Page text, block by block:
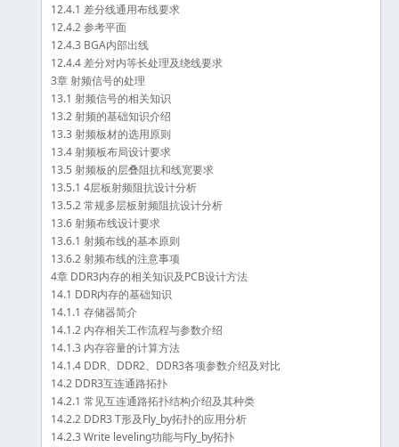
12.4.1 差分线通用布线要求
12.4.2 参考平面
12.4.3 BGA内部出线
12.4.4 差分对内等长处理及绕线要求
3章 射频信号的处理
13.1 射频信号的相关知识
13.2 射频的基础知识介绍
13.3 射频板材的选用原则
13.4 射频板布局设计要求
13.5 射频板的层叠阻抗和线宽要求
13.5.1 4层板射频阻抗设计分析
13.5.2 常规多层板射频阻抗设计分析
13.6 射频布线设计要求
13.6.1 射频布线的基本原则
13.6.2 射频布线的注意事项
4章 DDR3内存的相关知识及PCB设计方法
14.1 DDR内存的基础知识
14.1.1 存储器简介
14.1.2 内存相关工作流程与参数介绍
14.1.3 内存容量的计算方法
14.1.4 DDR、DDR2、DDR3各项参数介绍及对比
14.2 DDR3互连通路拓扑
14.2.1 常见互连通路拓扑结构介绍及其种类
14.2.2 DDR3 T形及Fly_by拓扑的应用分析
14.2.3 Write leveling功能与Fly_by拓扑